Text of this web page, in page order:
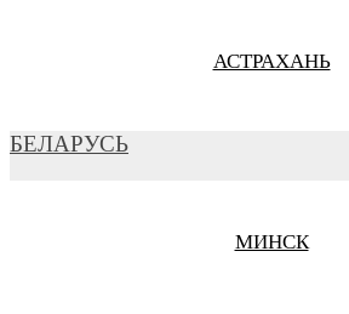
АСТРАХАНЬ
БЕЛАРУСЬ
МИНСК